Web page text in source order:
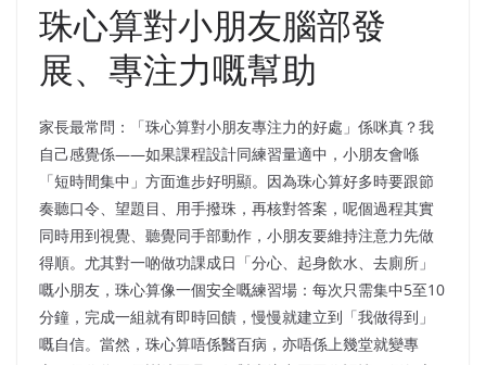
珠心算對小朋友腦部發
展、專注力嘅幫助
家長最常問：「珠心算對小朋友專注力的好處」係咪真？我
自己感覺係——如果課程設計同練習量適中，小朋友會喺
「短時間集中」方面進步好明顯。因為珠心算好多時要跟節
奏聽口令、望題目、用手撥珠，再核對答案，呢個過程其實
同時用到視覺、聽覺同手部動作，小朋友要維持注意力先做
得順。尤其對一啲做功課成日「分心、起身飲水、去廁所」
嘅小朋友，珠心算像一個安全嘅練習場：每次只需集中5至10
分鐘，完成一組就有即時回饋，慢慢就建立到「我做得到」
嘅自信。當然，珠心算唔係醫百病，亦唔係上幾堂就變專